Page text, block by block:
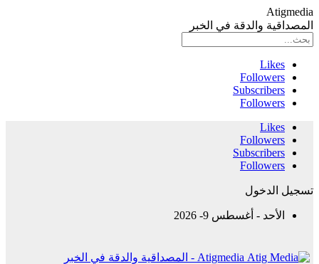
Atigmedia
المصداقية والدقة في الخبر
Likes
Followers
Subscribers
Followers
Likes
Followers
Subscribers
Followers
تسجيل الدخول
الأحد - أغسطس 9- 2026
Atigmedia - المصداقية والدقة في الخبر